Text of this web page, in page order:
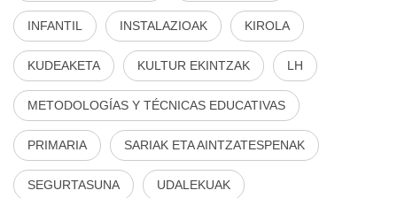
INFANTIL INSTALAZIOAK KIROLA
KUDEAKETA KULTUR EKINTZAK LH
METODOLOGÍAS Y TÉCNICAS EDUCATIVAS
PRIMARIA SARIAK ETA AINTZATESPENAK
SEGURTASUNA UDALEKUAK